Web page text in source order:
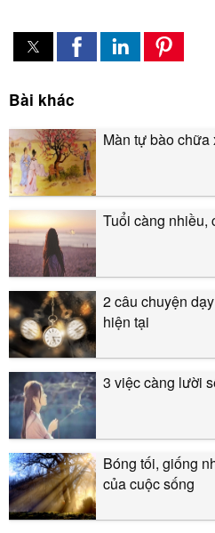
Bài khác
Màn tự bào chữa
Tuổi càng nhiều,
2 câu chuyện
hiện tại
3 việc càng lười
Bóng tối, giống
của cuộc sống